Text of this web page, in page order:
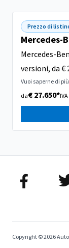
Prezzo di
Mercedes-
Mercedes-
versioni, da €
Vuoi saperne di
da€ 27.650*
Copyright © 2026